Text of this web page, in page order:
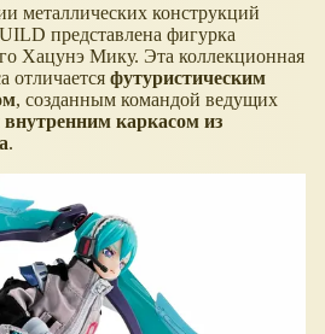
металлических конструкций
представлена фигурка
Хацунэ Мику. Эта коллекционная
отличается футуристическим
, созданным командой ведущих
внутренним каркасом из
.